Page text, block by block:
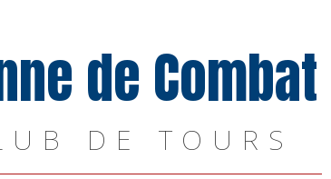
de Combat
DE TOURS